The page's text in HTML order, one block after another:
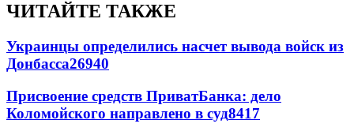
ЧИТАЙТЕ ТАКЖЕ
Украинцы определились насчет вывода войск из
Донбасса26940
Присвоение средств ПриватБанка: дело
Коломойского направлено в суд8417